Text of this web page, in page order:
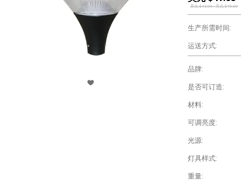
美元 $42.00-美元 $45.00
生产所需时间:
运送方式:
品牌:
是否可订造:
材料:
可调亮度:
光源:
灯具样式:
重量: